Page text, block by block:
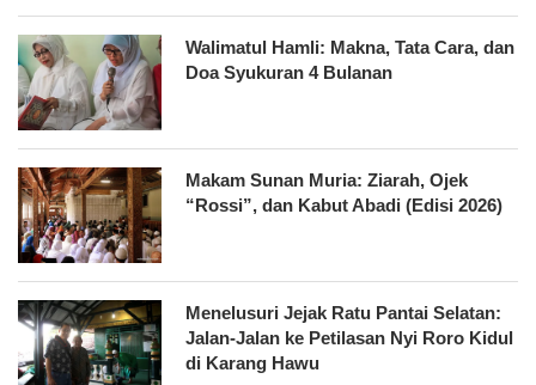
Walimatul Hamli: Makna, Tata Cara, dan
Doa Syukuran 4 Bulanan
Makam Sunan Muria: Ziarah, Ojek
“Rossi”, dan Kabut Abadi (Edisi 2026)
Menelusuri Jejak Ratu Pantai Selatan:
Jalan-Jalan ke Petilasan Nyi Roro Kidul
di Karang Hawu